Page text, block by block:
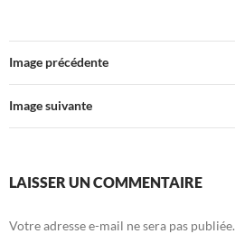
Image précédente
Image suivante
LAISSER UN COMMENTAIRE
Votre adresse e-mail ne sera pas publiée.